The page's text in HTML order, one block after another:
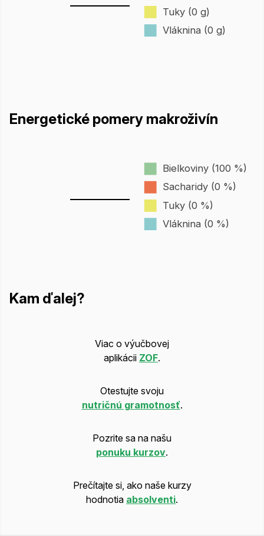
Tuky (0 g)
Vláknina (0 g)
Energetické pomery makroživín
Bielkoviny (100 %)
Sacharidy (0 %)
Tuky (0 %)
Vláknina (0 %)
Kam ďalej?
Viac o výučbovej
aplikácii ZOF.
Otestujte svoju
nutričnú gramotnosť.
Pozrite sa na našu
ponuku kurzov.
Prečítajte si, ako naše kurzy
hodnotia absolventi.